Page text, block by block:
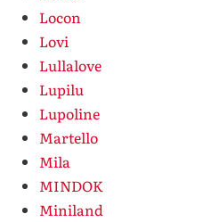
Locon
Lovi
Lullalove
Lupilu
Lupoline
Martello
Mila
MINDOK
Miniland